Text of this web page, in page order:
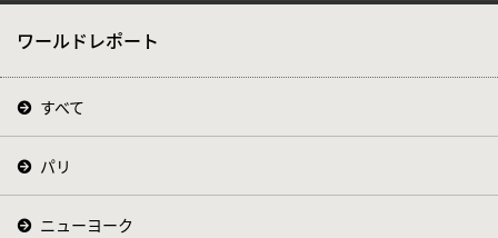
ワールドレポート
すべて
パリ
ニューヨーク